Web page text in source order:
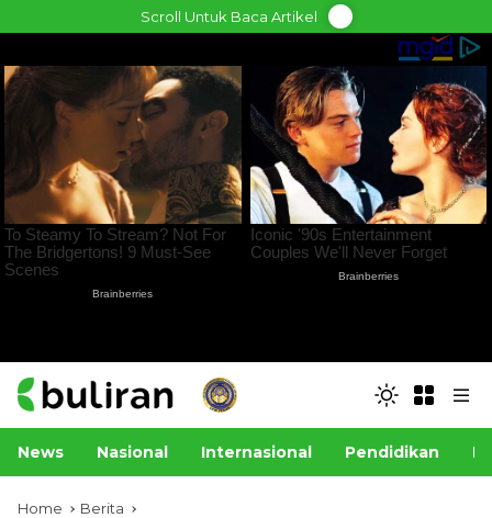
to
Scroll Untuk Baca Artikel
News Nasional Internasional Pendidikan
Home Berita